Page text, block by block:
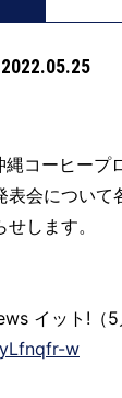
2022.05.25
コーヒープ
表会について
します。
イット!（5
w